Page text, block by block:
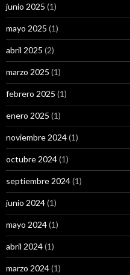
junio 2025 (1)
mayo 2025 (1)
abril 2025 (2)
marzo 2025 (1)
febrero 2025 (1)
enero 2025 (1)
noviembre 2024(1)
octubre 2024(1)
septiembre 2024(1)
junio 2024(1)
mayo 2024(1)
abril 2024(1)
marzo 2024(1)